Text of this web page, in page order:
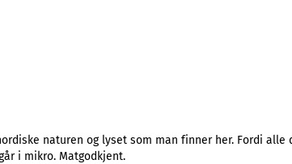
naturen og lyset som man finner her. Fordi alle
i mikro. Matgodkjent.